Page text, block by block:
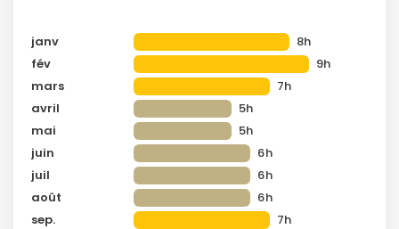
janv
8h
fév
9h
mars
7h
avril
5h
mai
5h
juin
6h
juil
6h
août
6h
sep.
7h